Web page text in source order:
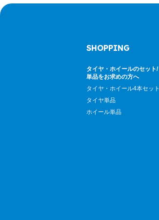
SHOPPING
タイヤ・ホイールのセット/
単品をお求めの方へ
タイヤ・ホイール4本セット
タイヤ単品
ホイール単品